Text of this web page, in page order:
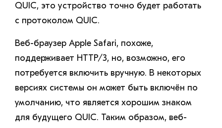
QUIC, это устройство точно будет работать
с протоколом QUIC.
Веб-браузер Apple Safari, похоже,
поддерживает HTTP/3, но, возможно, его
потребуется включить вручную. В некоторых
версиях системы он может быть включён по
умолчанию, что является хорошим знаком
для будущего QUIC. Таким образом, веб-